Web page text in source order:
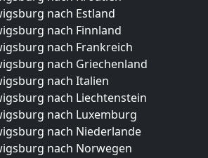
nach Estland
nach Finnland
nach Frankreich
nach Griechenland
nach Italien
nach Liechtenstein
nach Luxemburg
nach Niederlande
nach Norwegen